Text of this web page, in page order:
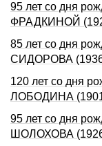
95 лет со дня
ФРАДКИHОЙ
85 лет со дня
СИДОРОВА
120 лет со дня
ЛОБОДИHА
95 лет со дня
ШОЛОХОВА